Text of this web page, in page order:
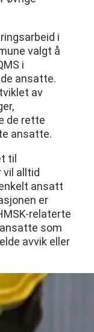
i
valgt å
i
ansatte.
av
de rette
ansatte.
til
vil alltid
ansatt
er
relaterte
som
avvik eller